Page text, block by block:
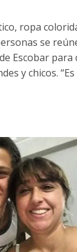
ropa
se
Escobar para
y chicos.